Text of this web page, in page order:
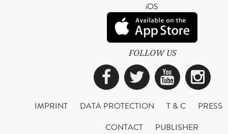
iOS
FOLLOW US
Facebook
Twitter
IMPRINT DATA PROTECTION T & C
PRESS
CONTACT
PUBLISHER